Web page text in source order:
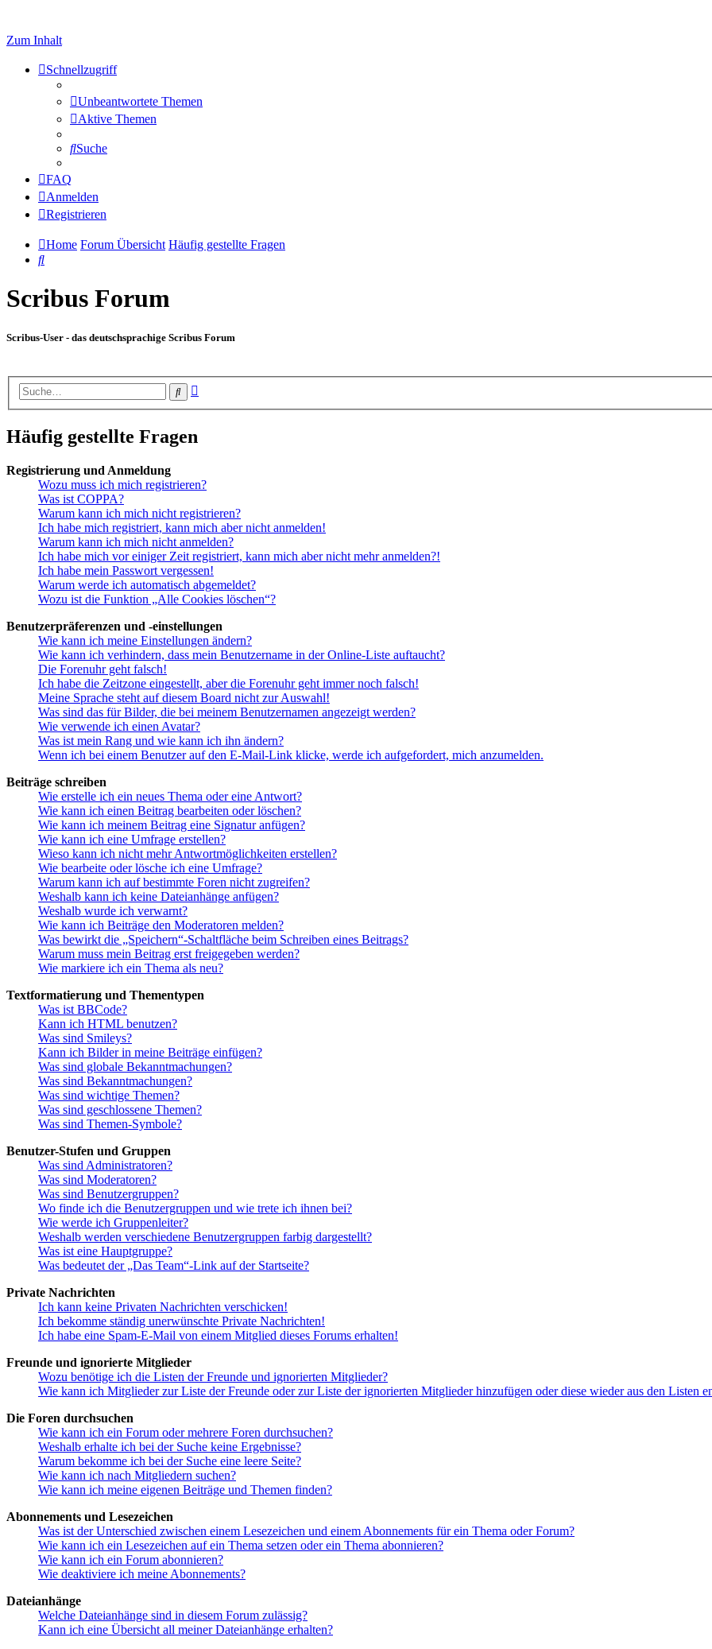
Zum Inhalt
Schnellzugriff
Unbeantwortete Themen
Aktive Themen
Suche
FAQ
Anmelden
Registrieren
Home Forum Übersicht Häufig gestellte Fragen
Suche
Scribus Forum
Scribus-User - das deutschsprachige Scribus Forum
Suche
Häufig gestellte Fragen
Registrierung und Anmeldung
Wozu muss ich mich registrieren?
Was ist COPPA?
Warum kann ich mich nicht registrieren?
Ich habe mich registriert, kann mich aber nicht anmelden!
Warum kann ich mich nicht anmelden?
Ich habe mich vor einiger Zeit registriert, kann mich aber nicht mehr anmelden?!
Ich habe mein Passwort vergessen!
Warum werde ich automatisch abgemeldet?
Wozu ist die Funktion „Alle Cookies löschen“?
Benutzerpräferenzen und -einstellungen
Wie kann ich meine Einstellungen ändern?
Wie kann ich verhindern, dass mein Benutzername in der Online-Liste auftaucht?
Die Forenuhr geht falsch!
Ich habe die Zeitzone eingestellt, aber die Forenuhr geht immer noch falsch!
Meine Sprache steht auf diesem Board nicht zur Auswahl!
Was sind das für Bilder, die bei meinem Benutzernamen angezeigt werden?
Wie verwende ich einen Avatar?
Was ist mein Rang und wie kann ich ihn ändern?
Wenn ich bei einem Benutzer auf den E-Mail-Link klicke, werde ich aufgefordert, mich anzumelden.
Beiträge schreiben
Wie erstelle ich ein neues Thema oder eine Antwort?
Wie kann ich einen Beitrag bearbeiten oder löschen?
Wie kann ich meinem Beitrag eine Signatur anfügen?
Wie kann ich eine Umfrage erstellen?
Wieso kann ich nicht mehr Antwortmöglichkeiten erstellen?
Wie bearbeite oder lösche ich eine Umfrage?
Warum kann ich auf bestimmte Foren nicht zugreifen?
Weshalb kann ich keine Dateianhänge anfügen?
Weshalb wurde ich verwarnt?
Wie kann ich Beiträge den Moderatoren melden?
Was bewirkt die „Speichern“-Schaltfläche beim Schreiben eines Beitrags?
Warum muss mein Beitrag erst freigegeben werden?
Wie markiere ich ein Thema als neu?
Textformatierung und Thementypen
Was ist BBCode?
Kann ich HTML benutzen?
Was sind Smileys?
Kann ich Bilder in meine Beiträge einfügen?
Was sind globale Bekanntmachungen?
Was sind Bekanntmachungen?
Was sind wichtige Themen?
Was sind geschlossene Themen?
Was sind Themen-Symbole?
Benutzer-Stufen und Gruppen
Was sind Administratoren?
Was sind Moderatoren?
Was sind Benutzergruppen?
Wo finde ich die Benutzergruppen und wie trete ich ihnen bei?
Wie werde ich Gruppenleiter?
Weshalb werden verschiedene Benutzergruppen farbig dargestellt?
Was ist eine Hauptgruppe?
Was bedeutet der „Das Team“-Link auf der Startseite?
Private Nachrichten
Ich kann keine Privaten Nachrichten verschicken!
Ich bekomme ständig unerwünschte Private Nachrichten!
Ich habe eine Spam-E-Mail von einem Mitglied dieses Forums erhalten!
Freunde und ignorierte Mitglieder
Wozu benötige ich die Listen der Freunde und ignorierten Mitglieder?
Wie kann ich Mitglieder zur Liste der Freunde oder zur Liste der ignorierten Mitglieder hinzufügen oder diese wieder aus den Listen
Die Foren durchsuchen
Wie kann ich ein Forum oder mehrere Foren durchsuchen?
Weshalb erhalte ich bei der Suche keine Ergebnisse?
Warum bekomme ich bei der Suche eine leere Seite?
Wie kann ich nach Mitgliedern suchen?
Wie kann ich meine eigenen Beiträge und Themen finden?
Abonnements und Lesezeichen
Was ist der Unterschied zwischen einem Lesezeichen und einem Abonnements für ein Thema oder Forum?
Wie kann ich ein Lesezeichen auf ein Thema setzen oder ein Thema abonnieren?
Wie kann ich ein Forum abonnieren?
Wie deaktiviere ich meine Abonnements?
Dateianhänge
Welche Dateianhänge sind in diesem Forum zulässig?
Kann ich eine Übersicht all meiner Dateianhänge erhalten?